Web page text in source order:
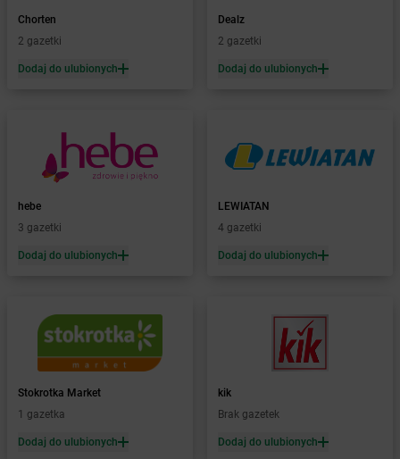
Żabka Bełchatów
Żabka Bestwinka
Żabka Bezrzecze
Żabka
Żabka Biała
Żabka
Biała Druga
Biała Rawska
Żabka Białe Błota
Żabka Białka
Żabka Białka Tatrzańska
Żabka Białobrzegi
Żabka Białogard
Żabka Białogóra
Chorten
2 gazetki
Dodaj do ulubionych
Dealz
2 gazetki
Dodaj do ulubionych
hebe
3 gazetki
Dodaj do ulubionych
LEWIATAN
4 gazetki
Dodaj do ulubionych
Stokrotka Market
1 gazetka
Dodaj do ulubionych
kik
Brak gazetek
Dodaj do ulubionych